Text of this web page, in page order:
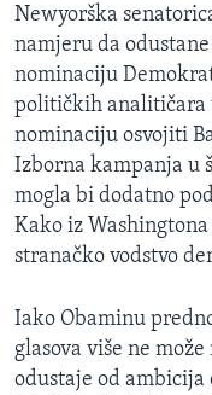
pretragu
BOSNA I
SVIJET
SPECIJALNI PROJEKTI
KORUPCIJA
SLOBODA MEDIJA
ŽENSKA STRANA
IZBJEGLIČKA STRANA
MAGAZIN
Learning English
Newyorška
namjeru da
nominaciju
političkih analitičara
nominaciju osvojiti
Izborna kampanja u
mogla bi dodatno
Kako iz
stranačko vodstvo
Iako Obaminu
glasova više ne
odustaje od ambicija